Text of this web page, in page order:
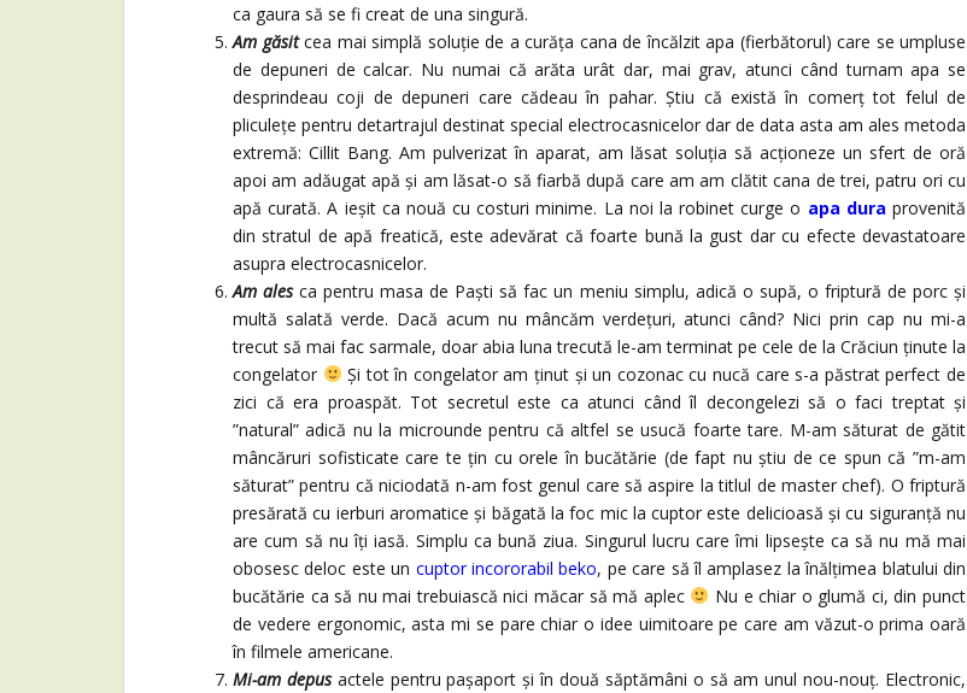
ca gaura să se fi creat de una singură.
Am găsit cea mai simplă soluție de a curăța cana de încălzit apa (fierbătorul) care se umpluse
de depuneri de calcar. Nu numai că arăta urât dar, mai grav, atunci când turnam apa se
desprindeau coji de depuneri care cădeau în pahar. Știu că există în comerț tot felul de
pliculețe pentru detartrajul destinat special electrocasnicelor dar de data asta am ales metoda
extremă: Cillit Bang. Am pulverizat în aparat, am lăsat soluția să acționeze un sfert de oră
apoi am adăugat apă și am lăsat-o să fiarbă după care am am clătit cana de trei, patru ori cu
apă curată. A ieșit ca nouă cu costuri minime. La noi la robinet curge o apa dura provenită
din stratul de apă freatică, este adevărat că foarte bună la gust dar cu efecte devastatoare
asupra electrocasnicelor.
Am ales ca pentru masa de Paști să fac un meniu simplu, adică o supă, o friptură de porc și
multă salată verde. Dacă acum nu mâncăm verdețuri, atunci când? Nici prin cap nu mi-a
trecut să mai fac sarmale, doar abia luna trecută le-am terminat pe cele de la Crăciun ținute la
congelator
Și tot în congelator am ținut și un cozonac cu nucă care s-a păstrat perfect de
zici că era proaspăt. Tot secretul este ca atunci când îl decongelezi să o faci treptat și
”natural” adică nu la microunde pentru că altfel se usucă foarte tare. M-am săturat de gătit
mâncăruri sofisticate care te țin cu orele în bucătărie (de fapt nu știu de ce spun că ”m-am
săturat” pentru că niciodată n-am fost genul care să aspire la titlul de master chef). O friptură
presărată cu ierburi aromatice și băgată la foc mic la cuptor este delicioasă și cu siguranță nu
are cum să nu îți iasă. Simplu ca bună ziua. Singurul lucru care îmi lipsește ca să nu mă mai
obosesc deloc este un cuptor incororabil beko, pe care să îl amplasez la înălțimea blatului din
bucătărie ca să nu mai trebuiască nici măcar să mă aplec
Nu e chiar o glumă ci, din punct
de vedere ergonomic, asta mi se pare chiar o idee uimitoare pe care am văzut-o prima oară
în filmele americane.
Mi-am depus actele pentru pașaport și în două săptămâni o să am unul nou-nouț. Electronic,